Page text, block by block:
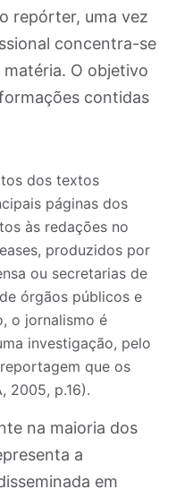
repórter, uma vez
concentra-se
O objetivo
contidas
dos textos
páginas dos
às redações no
produzidos por
ou secretarias de
órgãos públicos e
o jornalismo é
investigação, pelo
que os
2005, p.16).
na maioria dos
a
em